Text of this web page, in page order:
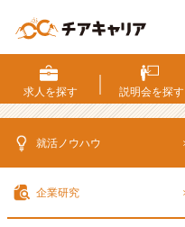
考
対
策・
ウ
求人を探す 説明会を探す
就活ノウハウ
企業研究